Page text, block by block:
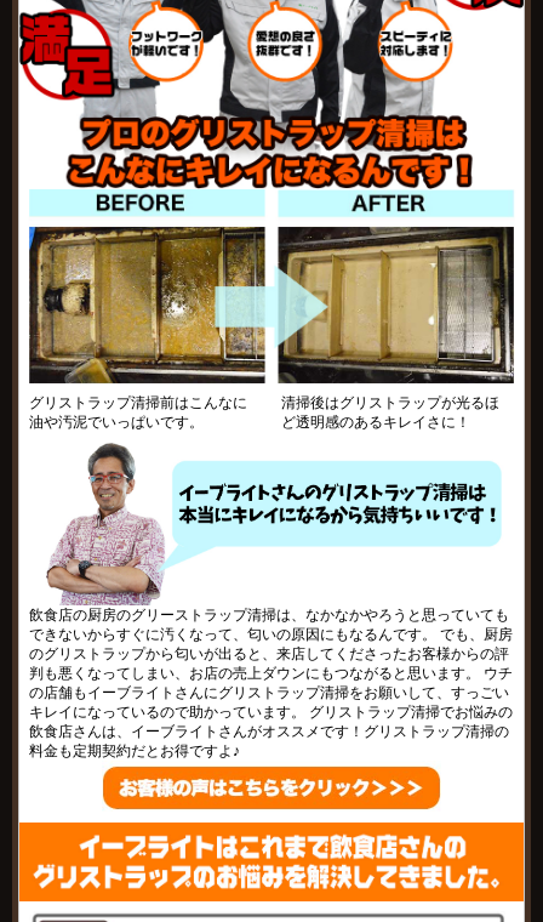
グリストラップ清掃前はこんなに
油や汚泥でいっぱいです。
清掃後はグリストラップが光るほ
ど透明感のあるキレイさに！
飲食店の厨房のグリーストラップ清掃は、なかなかやろうと思っていても
できないからすぐに汚くなって、匂いの原因にもなるんです。 でも、厨房
のグリストラップから匂いが出ると、来店してくださったお客様からの評
判も悪くなってしまい、お店の売上ダウンにもつながると思います。 ウチ
の店舗もイーブライトさんにグリストラップ清掃をお願いして、すっごい
キレイになっているので助かっています。 グリストラップ清掃でお悩みの
飲食店さんは、イーブライトさんがオススメです！グリストラップ清掃の
料金も定期契約だとお得ですよ♪